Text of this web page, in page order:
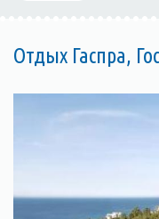
Отдых Гаспра,